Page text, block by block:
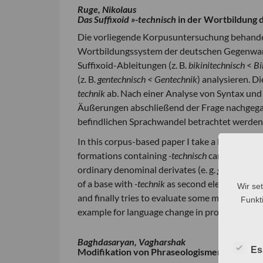
Ruge, Nikolaus
Das Suffixoid »-technisch in der Wortbildung
Die vorliegende Korpusuntersuchung
Wortbildungssystem der deutschen
Suffixoid-Ableitungen (z. B.bikinitechnisch <
(z. B. gentechnisch < Gentechnik) analysieren.
technikab. Nach einer Analyse von Syntax
Äußerungen abschließend der Frage
befindlichen Sprachwandel betrachtet
In this corpus-based paper I take a look at
formations containing -technischcan be
ordinary denominal derivates (e. g.
of a base with -technikas second element.
and finally tries to evaluate some
example for language change in progress.
Baghdasaryan, Vagharshak
Modifikation von Phraseologismen im
Wir